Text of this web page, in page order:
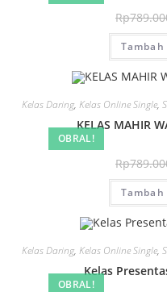
Rp
OBRAL!
Kelas Daring, Kelas Online Single,
KELAS MAHIR
Rp
OBRAL!
Kelas Daring, Kelas Online Single,
Kelas